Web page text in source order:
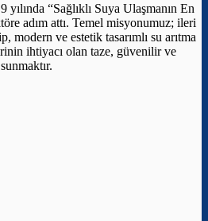
yılında “Sağlıklı Suya Ulaşmanın En
adım attı. Temel misyonumuz; ileri
modern ve estetik tasarımlı su arıtma
ihtiyacı olan taze, güvenilir ve